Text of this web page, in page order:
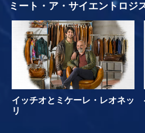
ミート・ア・サイエントロジ
イッチオとミケーレ・レオネッ
リ